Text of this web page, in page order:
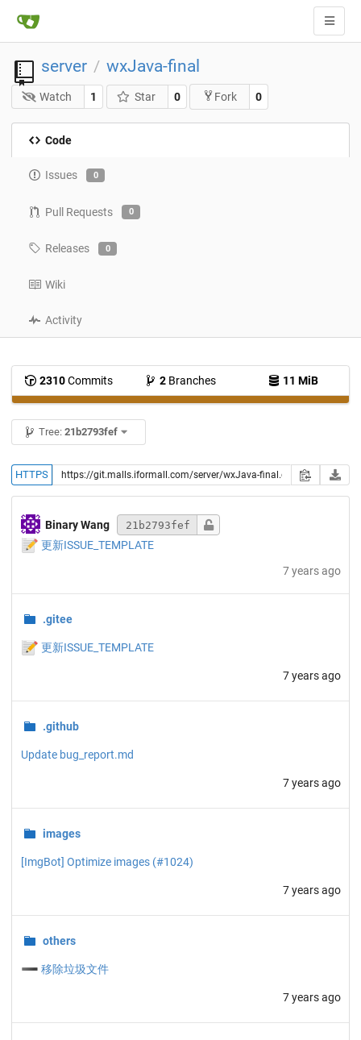
server / wxJava-final
Watch 1 Star 0 Fork 0
Code
Issues 0
Pull Requests 0
Releases 0
Wiki
Activity
2310Commits 2 Branches 11 MiB
Tree: 21b2793fef
HTTPS
Binary Wang 21b2793fef
📝 更新ISSUE_TEMPLATE
7 years ago
.gitee
📝 更新ISSUE_TEMPLATE
7 years ago
.github
Update bug_report.md
7 years ago
images
[ImgBot] Optimize images (#1024)
7 years ago
others
➖ 移除垃圾文件
7 years ago